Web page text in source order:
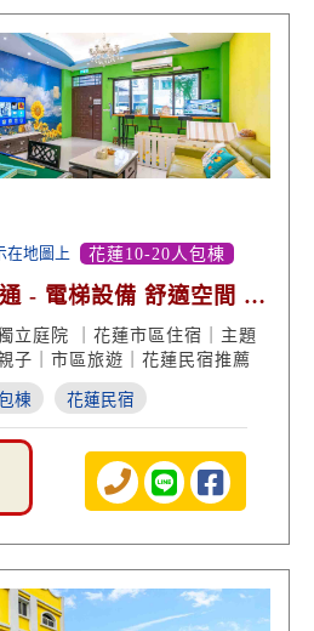
在地圖上 花蓮10-20人包棟
- 電梯設備 舒適空間 主
立庭院 ｜花蓮市區住宿｜主題
子｜市區旅遊｜花蓮民宿推薦
棟 花蓮民宿